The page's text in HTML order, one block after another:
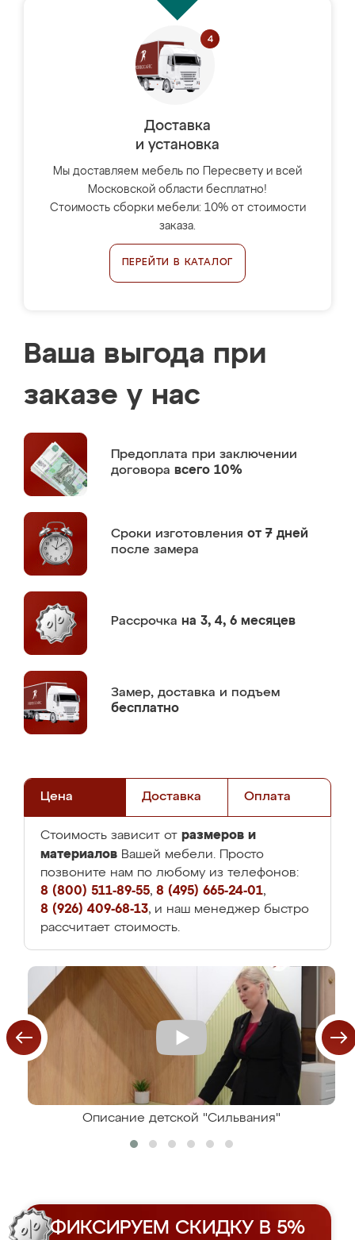
Доставка
и установка
Мы доставляем мебель по Пересвету и всей
Московской области бесплатно!
Стоимость сборки мебели: 10% от стоимости
заказа.
ПЕРЕЙТИ В КАТАЛОГ
Ваша выгода при
заказе у нас
Предоплата при заключении
договора всего 10%
Сроки изготовления от 7 дней
после замера
Рассрочка на 3, 4, 6 месяцев
Замер, доставка и подъем
бесплатно
Цена Доставка Оплата
Стоимость зависит от размеров и
материалов Вашей мебели. Просто
позвоните нам по любому из телефонов:
8 (800) 511-89-55, 8 (495) 665-24-01,
8 (926) 409-68-13, и наш менеджер быстро
рассчитает стоимость.
Описание детской "Сильвания"
ФИКСИРУЕМ СКИДКУ В 5%